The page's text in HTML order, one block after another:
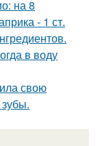
на 8
- 1 ст.
в воду
свою